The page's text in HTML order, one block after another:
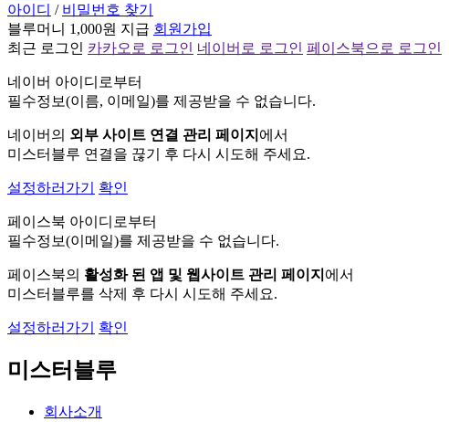
아이디 / 비밀번호 찾기
블루머니 1,000원 지급 회원가입
최근 로그인 카카오로 로그인 네이버로 로그인 페이스북으로 로그인
네이버 아이디로부터
필수정보(이름, 이메일)를 제공받을 수 없습니다.
네이버의 외부 사이트 연결 관리 페이지 에서
미스터블루 연결을 끊기 후 다시 시도해 주세요.
설정하러가기 확인
페이스북 아이디로부터
필수정보(이메일)를 제공받을 수 없습니다.
페이스북의 활성화 된 앱 및 웹사이트 관리 페이지 에서
미스터블루를 삭제 후 다시 시도해 주세요.
설정하러가기 확인
미스터블루
회사소개